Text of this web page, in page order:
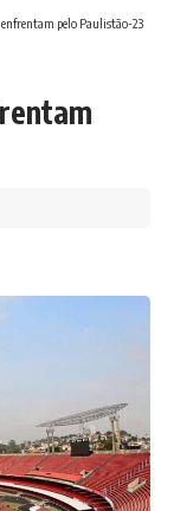
enfrentam pelo Paulistão-23